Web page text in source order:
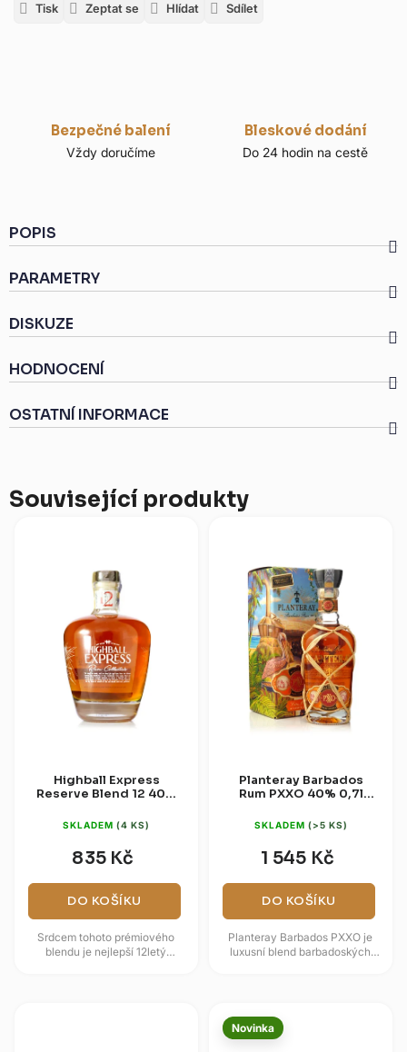
Tisk Zeptat se Hlídat Sdílet
Bezpečné balení
Vždy doručíme
Bleskové dodání
Do 24 hodin na cestě
POPIS
PARAMETRY
DISKUZE
HODNOCENÍ
OSTATNÍ INFORMACE
Související produkty
Highball Express
Reserve Blend 12 40%
SKLADEM (4 KS)
835 Kč
DO KOŠÍKU
Srdcem tohoto prémiového
blendu je nejlepší 12letý
Planteray Barbados
Rum PXXO 40% 0,7l
SKLADEM (>5 KS)
1 545 Kč
DO KOŠÍKU
Planteray Barbados PXXO je
luxusní blend barbadoských
Novinka